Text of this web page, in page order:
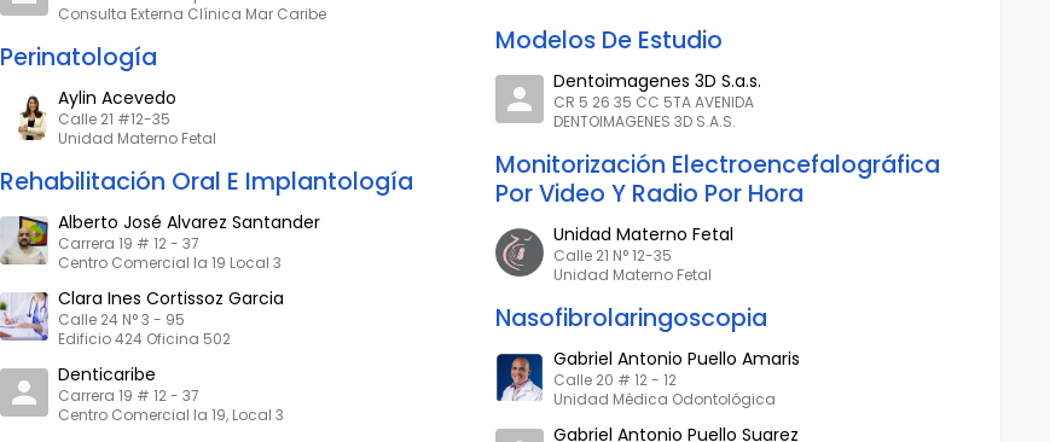
Consulta Externa Clínica Mar Caribe
Perinatología
Aylin Acevedo
Calle 21 #12-35
Unidad Materno Fetal
Rehabilitación Oral E Implantología
Alberto José Alvarez Santander
Carrera 19 # 12 - 37
Centro Comercial la 19 Local 3
Clara Ines Cortissoz Garcia
Calle 24 N° 3 - 95
Edificio 424 Oficina 502
Denticaribe
Carrera 19 # 12 - 37
Centro Comercial la 19, Local 3
Modelos De Estudio
Dentoimagenes 3D S.a.s.
CR 5 26 35 CC 5TA AVENIDA
DENTOIMAGENES 3D S.A.S.
Monitorización Electroencefalográfica
Por Video Y Radio Por Hora
Unidad Materno Fetal
Calle 21 N° 12-35
Unidad Materno Fetal
Nasofibrolaringoscopia
Gabriel Antonio Puello Amaris
Calle 20 # 12 - 12
Unidad Médica Odontológica
Gabriel Antonio Puello Suarez